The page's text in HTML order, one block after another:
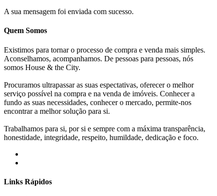
A sua mensagem foi enviada com sucesso.
Quem Somos
Existimos para tornar o processo de compra e venda mais simples.
Aconselhamos, acompanhamos. De pessoas para pessoas, nós
somos House & the City.
Procuramos ultrapassar as suas espectativas, oferecer o melhor
serviço possível na compra e na venda de imóveis. Conhecer a
fundo as suas necessidades, conhecer o mercado, permite-nos
encontrar a melhor solução para si.
Trabalhamos para si, por si e sempre com a máxima transparência,
honestidade, integridade, respeito, humildade, dedicação e foco.
Links Rápidos